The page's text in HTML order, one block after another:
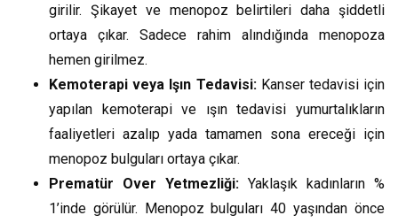
girilir. Şikayet ve menopoz belirtileri daha şiddetli
ortaya çıkar. Sadece rahim alındığında menopoza
hemen girilmez.
Kemoterapi veya Işın Tedavisi:Kanser tedavisi için
yapılan kemoterapi ve ışın tedavisi yumurtalıkların
faaliyetleri azalıp yada tamamen sona ereceği için
menopoz bulguları ortaya çıkar.
Prematür Over Yetmezliği: Yaklaşık kadınların %
1’inde görülür. Menopoz bulguları 40 yaşından önce